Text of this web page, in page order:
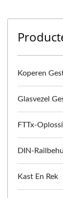
Koperen
Glasvezel
FTTx-
DIN-
Kast En Rek